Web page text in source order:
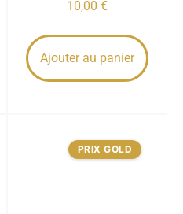
10,00 €
Ajouter au panier
PRIX GOLD